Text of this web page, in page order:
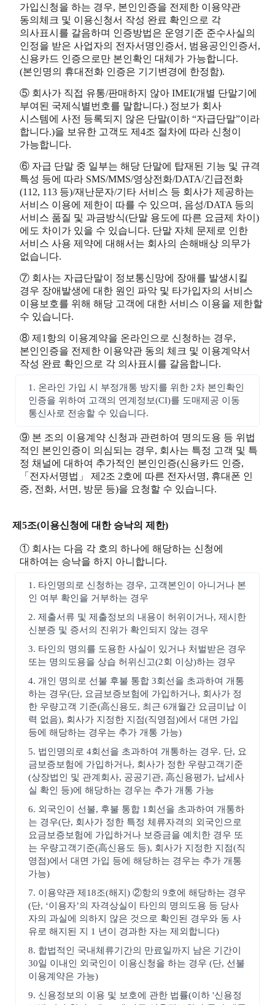
가입신청을 하는 경우, 본인인증을 전제한 이용약관
동의체크 및 이용신청서 작성 완료 확인으로 각
의사표시를 갈음하며 인증방법은 운영기준 준수사실의
인정을 받은 사업자의 전자서명인증서, 범용공인인증서,
신용카드 인증으로만 본인확인 대체가 가능합니다.
(본인명의 휴대전화 인증은 기기변경에 한정함).
⑤ 회사가 직접 유통/판매하지 않아 IMEI(개별 단말기에
부여된 국제식별번호를 말합니다.) 정보가 회사
시스템에 사전 등록되지 않은 단말(이하 “자급단말”이라
합니다.)을 보유한 고객도 제4조 절차에 따라 신청이
가능합니다.
⑥ 자급 단말 중 일부는 해당 단말에 탑재된 기능 및 규격
특성 등에 따라 SMS/MMS/영상전화/DATA/긴급전화
(112, 113 등)/재난문자/기타 서비스 등 회사가 제공하는
서비스 이용에 제한이 따를 수 있으며, 음성/DATA 등의
서비스 품질 및 과금방식(단말 용도에 따른 요금제 차이)
에도 차이가 있을 수 있습니다. 단말 자체 문제로 인한
서비스 사용 제약에 대해서는 회사의 손해배상 의무가
없습니다.
⑦ 회사는 자급단말이 정보통신망에 장애를 발생시킬
경우 장애발생에 대한 원인 파악 및 타가입자의 서비스
이용보호를 위해 해당 고객에 대한 서비스 이용을 제한할
수 있습니다.
⑧ 제1항의 이용계약을 온라인으로 신청하는 경우,
본인인증을 전제한 이용약관 동의 체크 및 이용계약서
작성 완료 확인으로 각 의사표시를 갈음합니다.
1. 온라인 가입 시 부정개통 방지를 위한 2차 본인확인
인증을 위하여 고객의 연계정보(CI)를 도매제공 이동
통신사로 전송할 수 있습니다.
⑨ 본 조의 이용계약 신청과 관련하여 명의도용 등 위법
적인 본인인증이 의심되는 경우, 회사는 특정 고객 및 특
정 채널에 대하여 추가적인 본인인증(신용카드 인증,
「전자서명법」 제2조 2호에 따른 전자서명, 휴대폰 인
증, 전화, 서면, 방문 등)을 요청할 수 있습니다.
제5조(이용신청에 대한 승낙의 제한)
① 회사는 다음 각 호의 하나에 해당하는 신청에
대하여는 승낙을 하지 아니합니다.
1. 타인명의로 신청하는 경우, 고객본인이 아니거나 본
인 여부 확인을 거부하는 경우
2. 제출서류 및 제출정보의 내용이 허위이거나, 제시한
신분증 및 증서의 진위가 확인되지 않는 경우
3. 타인의 명의를 도용한 사실이 있거나 처벌받은 경우
또는 명의도용을 상습 허위신고(2회 이상)하는 경우
4. 개인 명의로 선불 후불 통합 3회선을 초과하여 개통
하는 경우(단, 요금보증보험에 가입하거나, 회사가 정
한 우량고객 기준(高신용도, 최근 6개월간 요금미납 이
력 없음), 회사가 지정한 지점(직영점)에서 대면 가입
등에 해당하는 경우는 추가 개통 가능)
5. 법인명의로 4회선을 초과하여 개통하는 경우. 단, 요
금보증보험에 가입하거나, 회사가 정한 우량고객기준
(상장법인 및 관계회사, 공공기관, 高신용평가, 납세사
실 확인 등)에 해당하는 경우는 추가 개통 가능
6. 외국인이 선불, 후불 통합 1회선을 초과하여 개통하
는 경우(단, 회사가 정한 특정 체류자격의 외국인으로
요금보증보험에 가입하거나 보증금을 예치한 경우 또
는 우량고객기준(高신용도 등), 회사가 지정한 지점(직
영점)에서 대면 가입 등에 해당하는 경우는 추가 개통
가능)
7. 이용약관 제18조(해지) ②항의 9호에 해당하는 경우
(단, ‘이용자’의 자격상실이 타인의 명의도용 등 당사
자의 과실에 의하지 않은 것으로 확인된 경우와 동 사
유로 해지된 지 1 년이 경과한 자는 제외합니다)
8. 합법적인 국내체류기간의 만료일까지 남은 기간이
30일 이내인 외국인이 이용신청을 하는 경우 (단, 선불
이용계약은 가능)
9. 신용정보의 이용 및 보호에 관한 법률(이하 '신용정